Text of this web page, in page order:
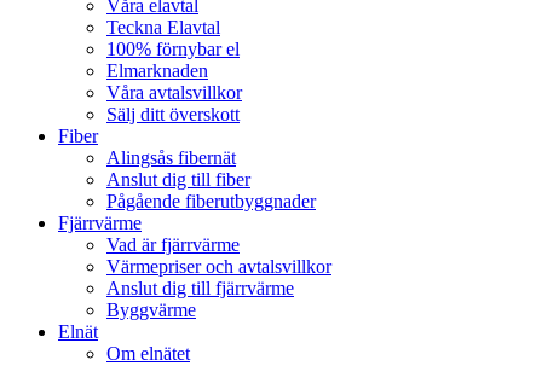
Våra elavtal
Teckna Elavtal
100% förnybar el
Elmarknaden
Våra avtalsvillkor
Sälj ditt överskott
Fiber
Alingsås fibernät
Anslut dig till fiber
Pågående fiberutbyggnader
Fjärrvärme
Vad är fjärrvärme
Värmepriser och avtalsvillkor
Anslut dig till fjärrvärme
Byggvärme
Elnät
Om elnätet